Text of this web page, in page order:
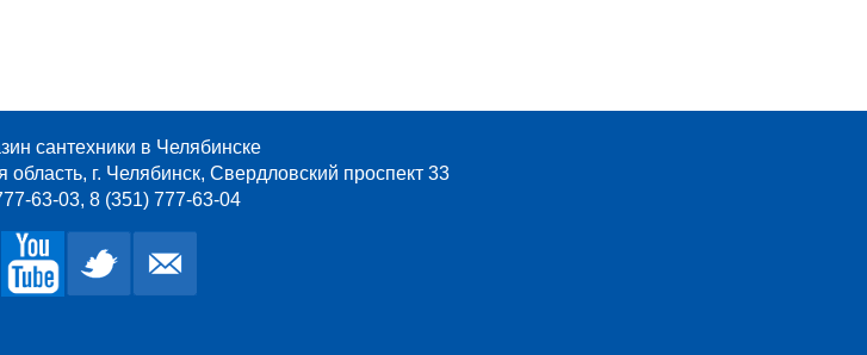
сантехники в Челябинске
г. Челябинск, Свердловский проспект 33
63-03, 8 (351) 777-63-04